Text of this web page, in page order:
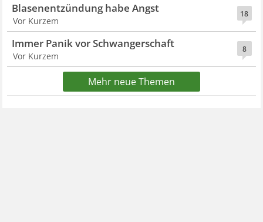
18
Blasenentzündung habe Angst
Vor Kurzem
8
Immer Panik vor Schwangerschaft
Vor Kurzem
Mehr neue Themen